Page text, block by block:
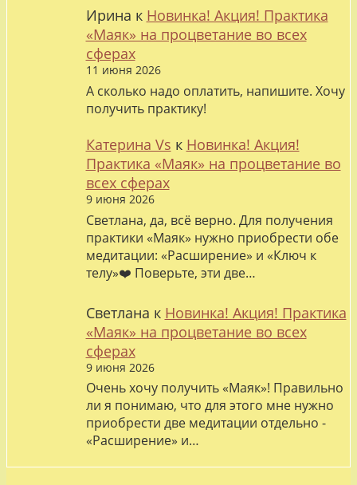
Ирина к Новинка! Акция! Практика
«Маяк» на процветание во всех
сферах
11 июня 2026
А сколько надо оплатить, напишите. Хочу
получить практику!
Катерина Vs к Новинка! Акция!
Практика «Маяк» на процветание во
всех сферах
9 июня 2026
Светлана, да, всё верно. Для получения
практики «Маяк» нужно приобрести обе
медитации: «Расширение» и «Ключ к
телу»❤️ Поверьте, эти две…
Светлана к Новинка! Акция! Практика
«Маяк» на процветание во всех
сферах
9 июня 2026
Очень хочу получить «Маяк»! Правильно
ли я понимаю, что для этого мне нужно
приобрести две медитации отдельно -
«Расширение» и…